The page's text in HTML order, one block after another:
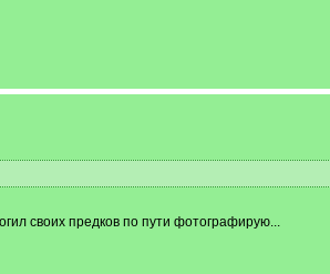
своих предков по пути фотографирую...